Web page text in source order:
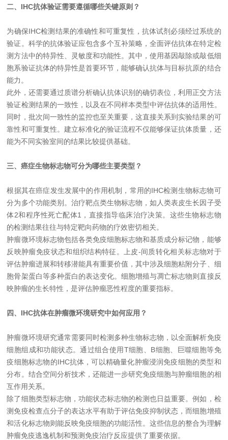
二、IHC抗体验证需要遵循哪些关键原则？
为确保IHC检测结果的准确性和可重复性，抗体试剂必须经过系统的
验证。科学的抗体验证应包含多个互补策略，全面评估抗体在特定检
测方法中的特异性、灵敏度和功能性。其中，使用基因敲除或敲低细
胞系验证抗体的特异性是首要环节，能够确认抗体与目标抗原的结合
能力。
此外，还需要通过质谱分析确认抗体识别的确切表位，利用正交方法
验证检测结果的一致性，以及在不同样本类型中评估抗体的适用性。
同时，批次间一致性的监控也至关重要，这直接关系到实验结果的可
靠性和可重复性。建立标准化的验证流程不仅能够保证抗体质量，还
能为不同实验室间的结果比较提供基础。
三、癌症生物标志物可分为哪些主要类型？
根据其在癌症发生发展中的作用机制，常用的IHC检测生物标志物可
分为多个功能类别。治疗靶点类生物标志物，如人类表皮生长因子受
体2和程序性死亡配体1 ，直接指导临床治疗决策。这些生物标志物
的检测结果往往与特定靶向药物的疗效密切相关。
肿瘤微环境标志物包括各类免疫细胞标志物和基质成分标记物，能够
反映肿瘤免疫状态和组织结构特征。上皮-间质转化相关标志物对于
评估肿瘤进展和转移潜能具有重要价值，其中涉及细胞粘附分子、细
胞骨架蛋白等多种蛋白的表达变化。细胞增殖与凋亡标志物则直接反
映肿瘤的生长特性，是评估肿瘤恶性程度的重要指标。
四、IHC抗体在肿瘤微环境研究中如何应用？
肿瘤微环境研究通常需要同时检测多种生物标志物，以全面解析免疫
细胞组成和功能状态。通过组合使用T细胞、 B细胞、巨噬细胞等免
疫细胞标志物的IHC抗体，可以精确量化肿瘤浸润免疫细胞的类型和
分布。结合空间分析技术，还能进一步研究免疫细胞与肿瘤细胞的相
互作用关系。
除了细胞类型标志物，功能状态标志物的检测也日益重要。例如，检
测免疫检查点分子的表达水平有助于评估免疫抑制状态，而细胞增殖
和活化标志物则能反映免疫细胞的功能活性。这些信息的整合为理解
肿瘤免疫逃逸机制和预测免疫治疗反应提供了重要依据。